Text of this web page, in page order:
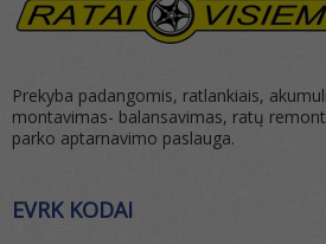
Prekyba padangomis, ratlankiais,
montavimas- balansavimas, ratų
parko aptarnavimo paslauga.
EVRK KODAI